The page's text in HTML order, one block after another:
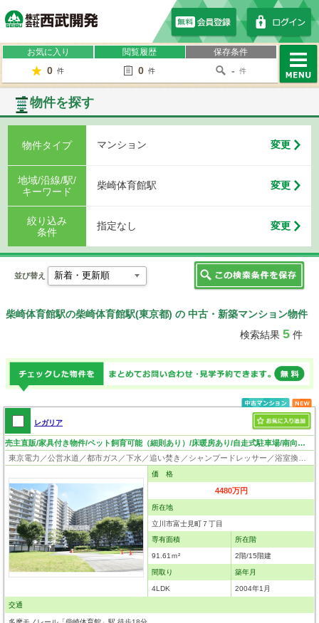
お気に入り
0 件
閲覧履歴
0 件
保存条件
- 件
物件を探す
物件タイプ マンション 変更
地域/沿線/駅/
キーワード
柴崎体育館駅 変更
絞り込み
条件
指定なし 変更
並び替え
柴崎体育館駅の柴崎体育館駅(東京都) の 中古・新築マンション物件
検索結果 5件
レガリア
売主直販/家具付き物件/ペット飼育可能（細則あり）/床暖房あり/自走式駐車場/南向きの為日当たり良好
価 格
4480万円
所在地
立川市富士見町７丁目
専有面積
91.61ｍ²
所在階
2階/15階建
間取り
4LDK
築年月
2004年1月
交通